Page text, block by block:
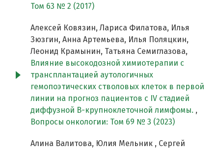
Том 63 № 2 (2017)
Алексей Ковязин, Лариса Филатова, Илья
Зюзгин, Анна Артемьева, Илья Поляцкин,
Леонид Крамынин, Татьяна Семиглазова,
Влияние высокодозной химиотерапии с
трансплантацией аутологичных
гемопоэтических стволовых клеток в первой
линии на прогноз пациентов с IV стадией
диффузной В-крупноклеточной лимфомы. ,
Вопросы онкологии: Том 69 № 3 (2023)
Алина Валитова, Юлия Мельник , Сергей